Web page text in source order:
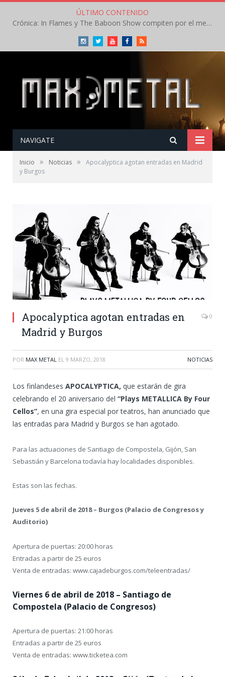
ÚLTIMO CONTENIDO
Crónica: In Flames y The Baboon Show compiten por el mejor concierto del día en el Leyendas del Rock – Viernes – Agosto 2026
InstagramTwitterYoutubeFacebookRSS
NAVIGATE
Inicio » Noticias »
Apocalyptica agotan entradas en Madrid
y Burgos
Apocalyptica agotan entradas en
Madrid y Burgos
0
POR MAX METAL EL 9 MARZO, 2018 NOTICIAS
Los finlandeses APOCALYPTICA, que estarán de gira
celebrando el 20 aniversario del “Plays METALLICA By Four
Cellos”, en una gira especial por teatros, han anunciado que
las entradas para Madrid y Burgos se han agotado.
Para las actuaciones de Santiago de Compostela, Gijón, San
Sebastián y Barcelona todavía hay localidades disponibles.
Estas son las fechas.
Jueves 5 de abril de 2018 – Burgos (Palacio de Congresos y
Auditorio)
Apertura de puertas: 20:00 horas
Entradas a partir de 25 euros
Venta de entradas: www.cajadeburgos.com/teleentradas/
Viernes 6 de abril de 2018 – Santiago de
Compostela (Palacio de Congresos)
Apertura de puertas: 21:00 horas
Entradas a partir de 25 euros
Venta de entradas: www.ticketea.com